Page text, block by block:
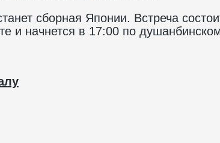
сборная Японии. Встреча
и начнется в 17:00 по